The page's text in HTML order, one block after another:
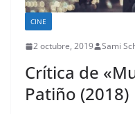
CINE
2 octubre, 2019 Sami
Crítica de
Patiño (2018)